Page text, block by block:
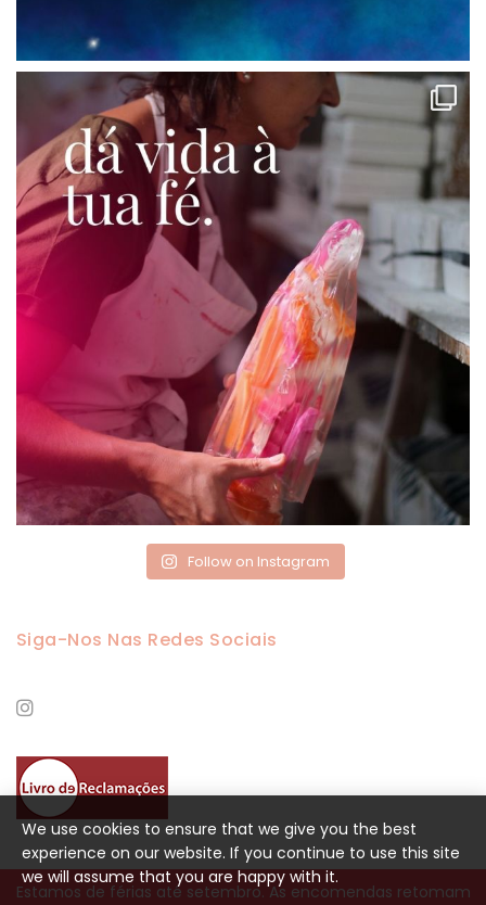
Estamos de férias até setembro. As encomendas retomam
Follow on Instagram
Siga-Nos Nas Redes Sociais
We use cookies to ensure that we give you the best
experience on our website. If you continue to use this site
we will assume that you are happy with it.